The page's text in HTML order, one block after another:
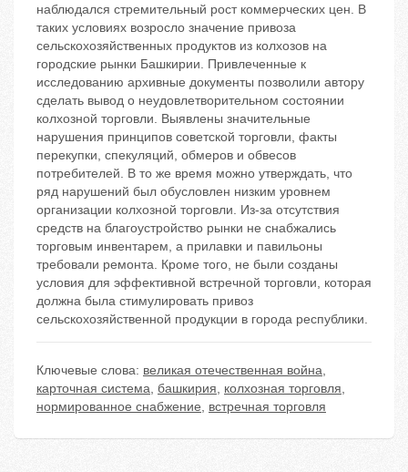
наблюдался стремительный рост коммерческих цен. В
таких условиях возросло значение привоза
сельскохозяйственных продуктов из колхозов на
городские рынки Башкирии. Привлеченные к
исследованию архивные документы позволили автору
сделать вывод о неудовлетворительном состоянии
колхозной торговли. Выявлены значительные
нарушения принципов советской торговли, факты
перекупки, спекуляций, обмеров и обвесов
потребителей. В то же время можно утверждать, что
ряд нарушений был обусловлен низким уровнем
организации колхозной торговли. Из-за отсутствия
средств на благоустройство рынки не снабжались
торговым инвентарем, а прилавки и павильоны
требовали ремонта. Кроме того, не были созданы
условия для эффективной встречной торговли, которая
должна была стимулировать привоз
сельскохозяйственной продукции в города республики.
Ключевые слова: великая отечественная война,
карточная система, башкирия, колхозная торговля,
нормированное снабжение, встречная торговля